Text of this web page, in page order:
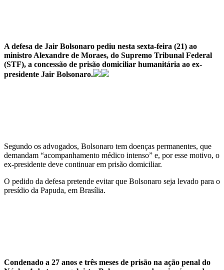
A defesa de Jair Bolsonaro pediu nesta sexta-feira (21) ao
ministro Alexandre de Moraes, do Supremo Tribunal Federal
(STF), a concessão de prisão domiciliar humanitária ao ex-
presidente Jair Bolsonaro.
Segundo os advogados, Bolsonaro tem doenças permanentes, que
demandam “acompanhamento médico intenso” e, por esse motivo, o
ex-presidente deve continuar em prisão domiciliar.
O pedido da defesa pretende evitar que Bolsonaro seja levado para o
presídio da Papuda, em Brasília.
Condenado a 27 anos e três meses de prisão na ação penal do